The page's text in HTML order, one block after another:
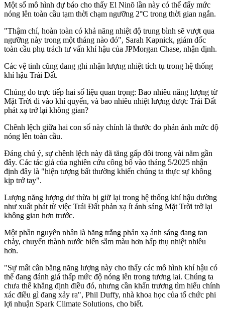
Một số mô hình dự báo cho thấy El Ninõ lần này có thể đẩy mức
nóng lên toàn cầu tạm thời chạm ngưỡng 2°C trong thời gian ngắn.
"Thậm chí, hoàn toàn có khả năng nhiệt độ trung bình sẽ vượt qua
ngưỡng này trong một tháng nào đó", Sarah Kapnick, giám đốc
toàn cầu phụ trách tư vấn khí hậu của JPMorgan Chase, nhận định.
Các vệ tinh cũng đang ghi nhận lượng nhiệt tích tụ trong hệ thống
khí hậu Trái Đất.
Chúng đo trực tiếp hai số liệu quan trọng: Bao nhiêu năng lượng từ
Mặt Trời đi vào khí quyển, và bao nhiêu nhiệt lượng được Trái Đất
phát xạ trở lại không gian?
Chênh lệch giữa hai con số này chính là thước đo phản ánh mức độ
nóng lên toàn cầu.
Đáng chú ý, sự chênh lệch này đã tăng gấp đôi trong vài năm gần
đây. Các tác giả của nghiên cứu công bố vào tháng 5/2025 nhận
định đây là "hiện tượng bất thường khiến chúng ta thực sự không
kịp trở tay".
Lượng năng lượng dư thừa bị giữ lại trong hệ thống khí hậu dường
như xuất phát từ việc Trái Đất phản xạ ít ánh sáng Mặt Trời trở lại
không gian hơn trước.
Một phần nguyên nhân là băng trắng phản xạ ánh sáng đang tan
chảy, chuyển thành nước biển sẫm màu hơn hấp thụ nhiệt nhiều
hơn.
"Sự mất cân bằng năng lượng này cho thấy các mô hình khí hậu có
thể đang đánh giá thấp mức độ nóng lên trong tương lai. Chúng ta
chưa thể khẳng định điều đó, nhưng cần khẩn trương tìm hiểu chính
xác điều gì đang xảy ra", Phil Duffy, nhà khoa học của tổ chức phi
lợi nhuận Spark Climate Solutions, cho biết.